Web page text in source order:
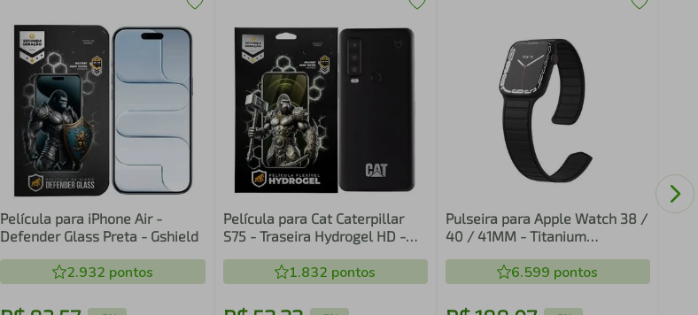
Película para iPhone Air -
Defender Glass Preta - Gshield
2.932 pontos
Película para Cat Caterpillar
S75 - Traseira Hydrogel HD -
1.832 pontos
Pulseira para Apple Watch 38 /
40 / 41MM - Titanium
6.599 pontos